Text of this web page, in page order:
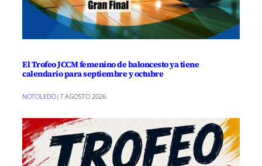
El Trofeo JCCM femenino de baloncesto ya tiene
calendario para septiembre y octubre
NOTOLEDO|7 AGOSTO 2026